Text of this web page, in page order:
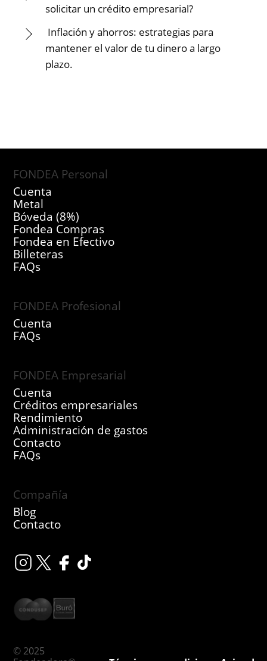
solicitar un crédito empresarial?
Inflación y ahorros: estrategias para
mantener el valor de tu dinero a largo
plazo.
FONDEA Personal
Cuenta
Metal
Bóveda (8%)
Fondea Compras
Fondea en Efectivo
Billeteras
FAQs
FONDEA Profesional
Cuenta
FAQs
FONDEA Empresarial
Cuenta
Créditos empresariales
Rendimiento
Administración de gastos
Contacto
FAQs
Compañía
Blog
Contacto
© 2025